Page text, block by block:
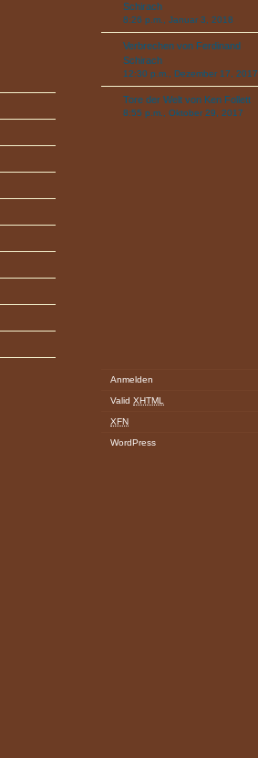
Schirach
8:26 p.m., Januar 3, 2018
Verbrechen von Ferdinand
Schirach
12:30 p.m., Dezember 17, 2017
Tore der Welt von Ken Follett
8:55 p.m., Oktober 29, 2017
Anmelden
Valid XHTML
XFN
WordPress